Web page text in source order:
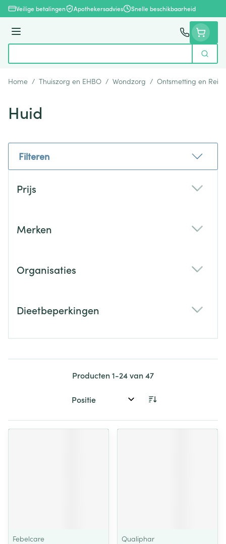
Ga naar de inhoud
Veilige betalingen Apothekersadvies Snelle beschikbaarheid
Menu
Zoek
Home / Thuiszorg en EHBO / Wondzorg / Ontsmetting en
Huid
Filteren
Prijs
Merken
Organisaties
Dieetbeperkingen
Producten1-24van47
Sorteer op:
Febelcare
Qualiphar